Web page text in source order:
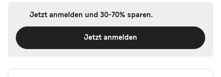
Jetzt anmelden und 30-70% sparen.
Jetzt anmelden